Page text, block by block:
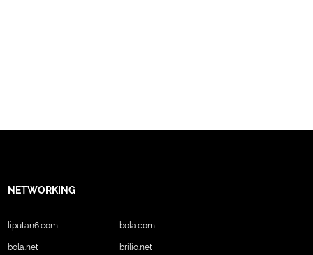
NETWORKING
liputan6.com bola.com
bola.net brilio.net